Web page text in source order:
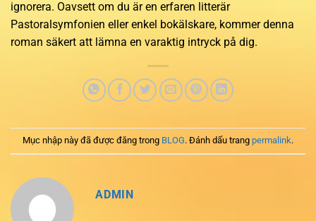
ignorera. Oavsett om du är en erfaren litterär
Pastoralsymfonien eller enkel bokälskare, kommer denna
roman säkert att lämna en varaktig intryck på dig.
Mục nhập này đã được đăng trong BLOG. Đánh dấu trang permalink.
ADMIN